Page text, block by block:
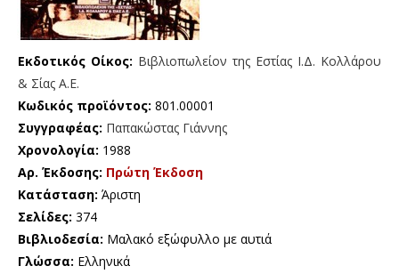
Εκδοτικός Οίκος: Bιβλιοπωλείον της Εστίας Ι.Δ. Κολλάρου
& Σίας Α.Ε.
Κωδικός προϊόντος: 801.00001
Συγγραφέας: Παπακώστας Γιάννης
Χρονολογία: 1988
Αρ. Έκδοσης: Πρώτη Έκδοση
Κατάσταση: Άριστη
Σελίδες: 374
Βιβλιοδεσία: Μαλακό εξώφυλλο με αυτιά
Γλώσσα: Ελληνικά